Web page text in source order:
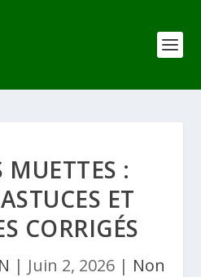
MUETTES :
ET
CORRIGÉS
| Juin 2, 2026 | Non